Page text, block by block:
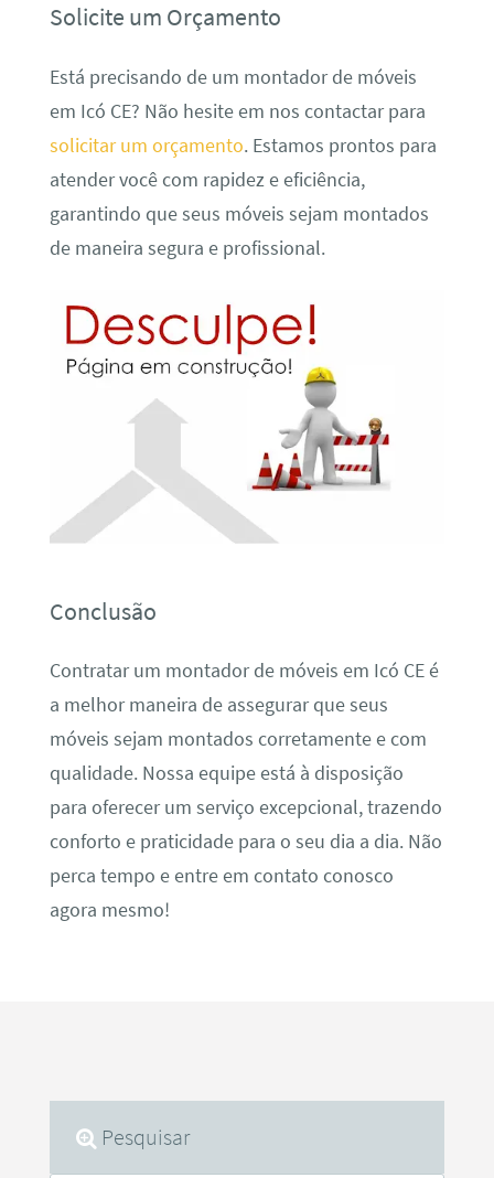
Solicite um Orçamento
Está precisando de um montador de móveis
em Icó CE? Não hesite em nos contactar para
solicitar um orçamento. Estamos prontos para
atender você com rapidez e eficiência,
garantindo que seus móveis sejam montados
de maneira segura e profissional.
Conclusão
Contratar um montador de móveis em Icó CE é
a melhor maneira de assegurar que seus
móveis sejam montados corretamente e com
qualidade. Nossa equipe está à disposição
para oferecer um serviço excepcional, trazendo
conforto e praticidade para o seu dia a dia. Não
perca tempo e entre em contato conosco
agora mesmo!
Pesquisar